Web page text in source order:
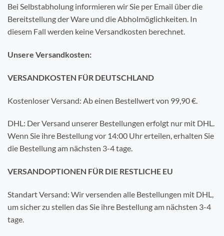
Bei Selbstabholung informieren wir Sie per Email über die
Bereitstellung der Ware und die Abholmöglichkeiten. In
diesem Fall werden keine Versandkosten berechnet.
Unsere Versandkosten:
VERSANDKOSTEN FÜR DEUTSCHLAND
Kostenloser Versand: Ab einen Bestellwert von 99,90 €.
DHL: Der Versand unserer Bestellungen erfolgt nur mit DHL.
Wenn Sie ihre Bestellung vor 14:00 Uhr erteilen, erhalten Sie
die Bestellung am nächsten 3-4 tage.
VERSANDOPTIONEN FÜR DIE RESTLICHE EU
Standart Versand: Wir versenden alle Bestellungen mit DHL,
um sicher zu stellen das Sie ihre Bestellung am nächsten 3-4
tage.